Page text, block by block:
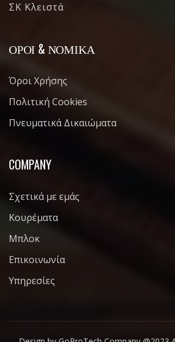
ΣΚ Κλειστά
ΌΡΟΙ & ΝΟΜΙΚΆ
Όροι Χρήσης
Πολιτική Cookies
Πνευματικά Δικαιώματα
COMPANY
Σχετικά με εμάς
Κουρέματα
Μπλοκ
Επικοινωνία
Υπηρεσίες